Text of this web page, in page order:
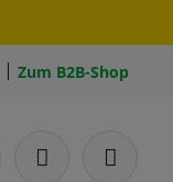
Zum B2B-Shop